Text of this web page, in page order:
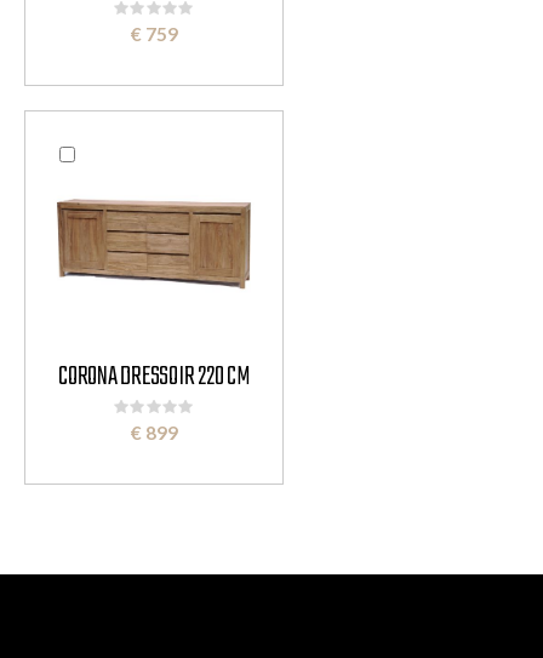
Rating:
€ 759
CORONA DRESSOIR 220 CM
Rating:
€ 899